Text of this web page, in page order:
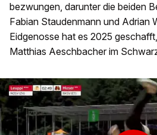
bezwungen, darunter die beiden
Fabian Staudenmann und Adrian
Eidgenosse hat es 2025
Matthias Aeschbacher im